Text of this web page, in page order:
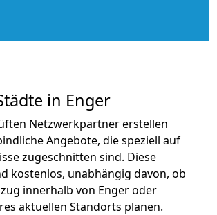
in Enger
Netzwerkpartner erstellen
Angebote, die speziell auf
zugeschnitten sind. Diese
kostenlos, unabhängig davon, ob
innerhalb von Enger oder
aktuellen Standorts planen.